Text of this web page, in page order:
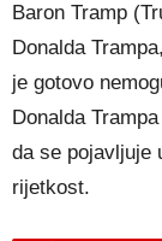
Baron Tramp
Donalda
je gotovo
Donalda
da se pojavljuje
rijetkost.